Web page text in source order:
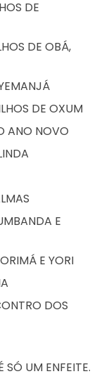
DE
DE OBÁ,
DE OXUM
ANO NOVO
E
E YORI
DOS
SÓ UM ENFEITE.